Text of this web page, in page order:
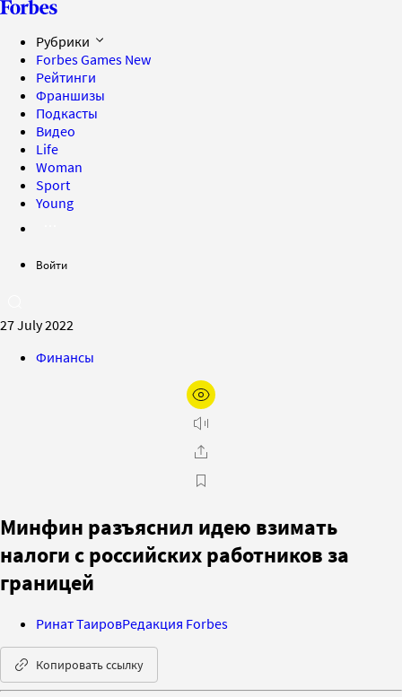
Рубрики
Forbes Games New
Рейтинги
Франшизы
Подкасты
Видео
Life
Woman
Sport
Young
Войти
27 July 2022
Финансы
Минфин разъяснил идею взимать
налоги с российских работников за
границей
Ринат ТаировРедакция Forbes
Копировать ссылку